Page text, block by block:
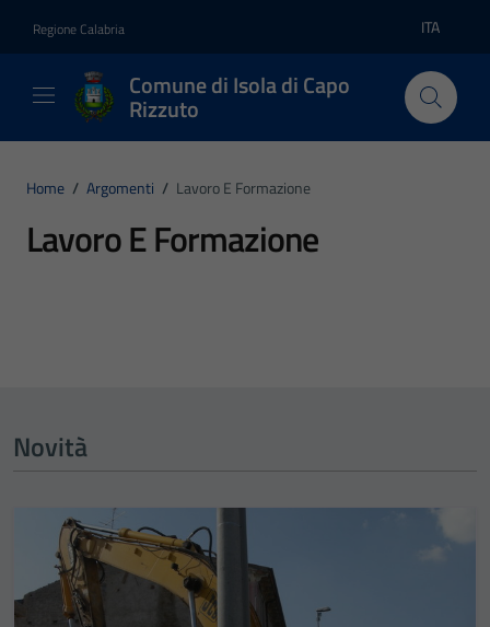
Regione Calabria Lingua
ITA
Comune di Isola di Capo
Rizzuto
Home / Argomenti / Lavoro E Formazione
Lavoro E Formazione
Novità